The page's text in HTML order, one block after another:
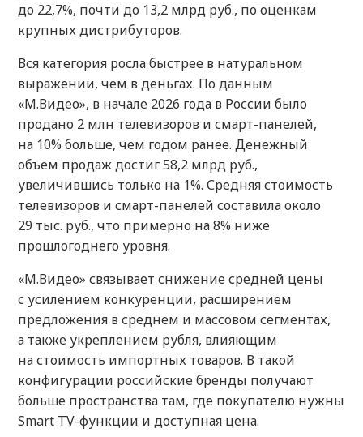
до 22,7%, почти до 13,2 млрд руб., по оценкам
крупных дистрибуторов.
Вся категория росла быстрее в натуральном
выражении, чем в деньгах. По данным
«М.Видео», в начале 2026 года в России было
продано 2 млн телевизоров и смарт-панелей,
на 10% больше, чем годом ранее. Денежный
объем продаж достиг 58,2 млрд руб.,
увеличившись только на 1%. Средняя стоимость
телевизоров и смарт-панелей составила около
29 тыс. руб., что примерно на 8% ниже
прошлогоднего уровня.
«М.Видео» связывает снижение средней цены
с усилением конкуренции, расширением
предложения в среднем и массовом сегментах,
а также укреплением рубля, влияющим
на стоимость импортных товаров. В такой
конфигурации российские бренды получают
больше пространства там, где покупателю нужны
Smart TV-функции и доступная цена.